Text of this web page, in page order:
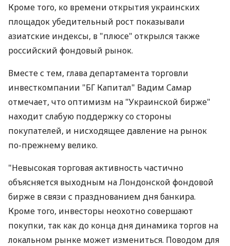
Кроме того, ко времени открытия украинских
площадок убедительный рост показывали
азиатские индексы, в "плюсе" открылся также
российский фондовый рынок.
Вместе с тем, глава департамента торговли
инвесткомпании "БГ Капитал" Вадим Самар
отмечает, что оптимизм на "Украинской бирже"
находит слабую поддержку со стороны
покупателей, и нисходящее давление на рынок
по-прежнему велико.
"Невысокая торговая активность частично
объясняется выходным на Лондонской фондовой
бирже в связи с празднованием дня банкира.
Кроме того, инвесторы неохотно совершают
покупки, так как до конца дня динамика торгов на
локальном рынке может измениться. Поводом для